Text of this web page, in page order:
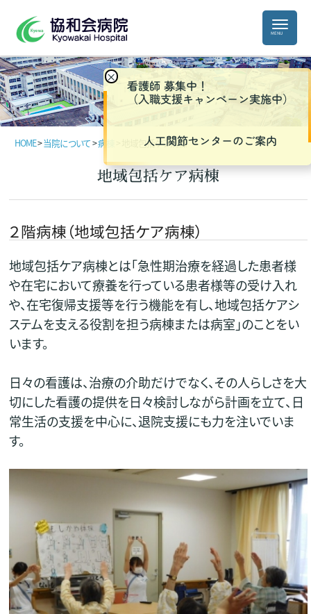
HOME>当院について>病棟 地域包括ケア病棟
地域包括ケア病棟
２階病棟（地域包括ケア病棟）
地域包括ケア病棟とは「急性期治療を経過した患者様
や在宅において療養を行っている患者様等の受け入れ
や、在宅復帰支援等を行う機能を有し、地域包括ケアシ
ステムを支える役割を担う病棟または病室」のことをい
います。
日々の看護は、治療の介助だけでなく、その人らしさを大
切にした看護の提供を日々検討しながら計画を立て、日
常生活の支援を中心に、退院支援にも力を注いでいま
す。
×
看護師 募集中！
（入職支援キャンペーン実施中）
人工関節センターのご案内